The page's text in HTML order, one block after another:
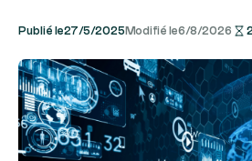
Publié le27/5/2025 Modifié le6/8/2026 2